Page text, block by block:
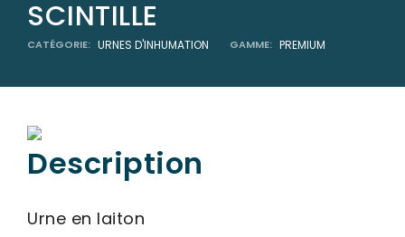
ORGANISER DES OBSÈQUES
Entretien de sépulture
Nos capitons funéraires
NOS AGENCES
SCINTILLE
CATÉGORIE: URNES D'INHUMATION GAMME: PREMIUM
Description
Urne en laiton